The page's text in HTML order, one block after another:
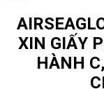
XIN GIẤY
HÀNH